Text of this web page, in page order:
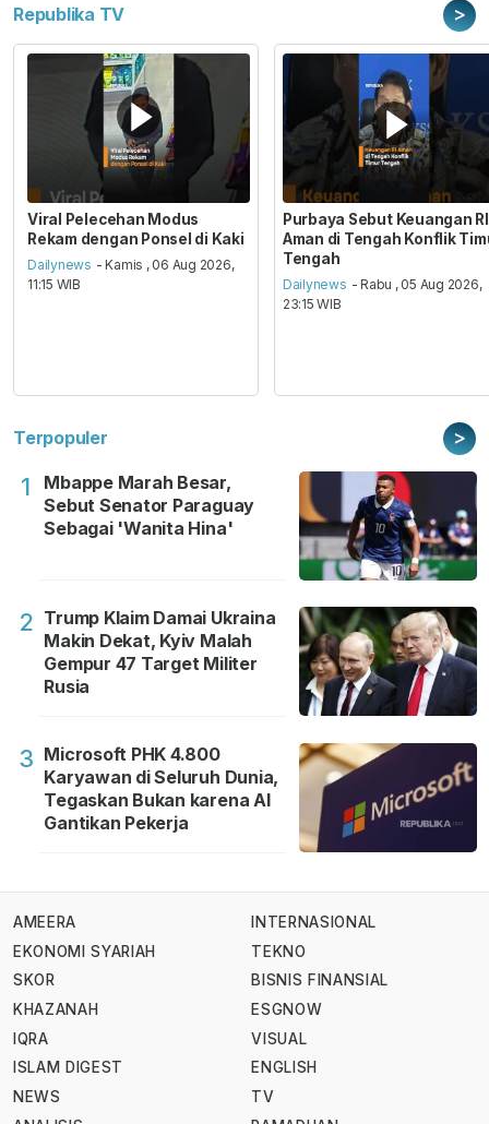
Republika TV >
Viral Pelecehan Modus
Rekam dengan Ponsel di Kaki
Dailynews - Kamis , 06 Aug 2026,
11:15 WIB
Purbaya Sebut Keuangan RI
Aman di Tengah Konflik
Tengah
Dailynews - Rabu , 05 Aug 2026,
23:15 WIB
Terpopuler >
1
Mbappe Marah Besar,
Sebut Senator Paraguay
Sebagai 'Wanita Hina'
2 Trump Klaim Damai Ukraina
Makin Dekat, Kyiv Malah
Gempur 47 Target Militer
Rusia
3 Microsoft PHK 4.800
Karyawan di Seluruh Dunia,
Tegaskan Bukan karena AI
Gantikan Pekerja
AMEERA
EKONOMI SYARIAH
SKOR
KHAZANAH
IQRA
ISLAM DIGEST
NEWS
INTERNASIONAL
TEKNO
BISNIS FINANSIAL
ESGNOW
VISUAL
ENGLISH
TV